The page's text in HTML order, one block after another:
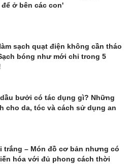
để ở bên các con'
sạch quạt điện không cần tháo
bóng như mới chỉ trong 5
bưởi có tác dụng gì? Những
cho da, tóc và cách sử dụng an
trắng – Món đồ cơ bản nhưng có
hóa với đủ phong cách thời